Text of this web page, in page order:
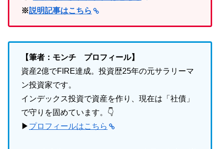
※説明記事はこちら
【筆者：モンチ プロフィール】
資産2億でFIRE達成。投資歴25年の元サラリーマ
ン投資家です。
インデックス投資で資産を作り、現在は「社債」
で守りを固めています。👇
▶ プロフィールはこちら